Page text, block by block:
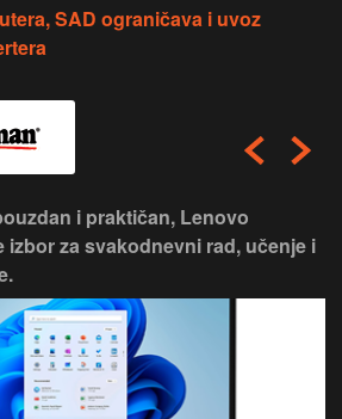
SAD ograničava i uvoz
i praktičan, Lenovo
izbor za svakodnevni rad, učenje i